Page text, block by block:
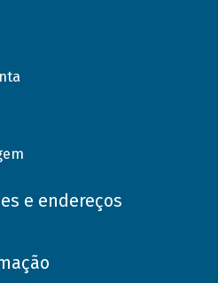
e endereços